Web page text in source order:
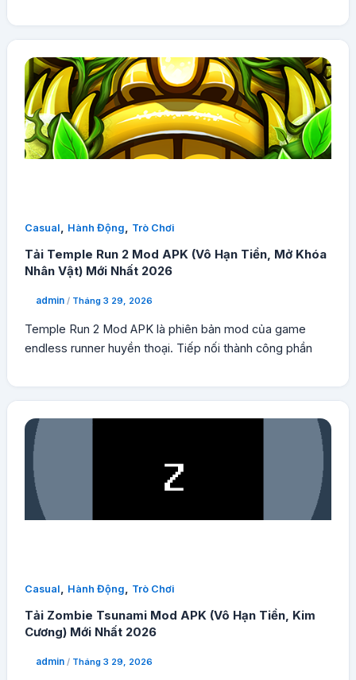
Casual Hành Động Trò Chơi
Tải Temple Run 2 Mod APK (Vô Hạn Tiền, Mở Khóa
Nhân Vật) Mới Nhất 2026
admin / Tháng 3 29, 2026
Temple Run 2 Mod APK là phiên bản mod của game
endless runner huyền thoại. Tiếp nối thành công phần
Casual, Hành Động, Trò Chơi
Tải Zombie Tsunami Mod APK (Vô Hạn Tiền, Kim
Cương) Mới Nhất 2026
admin / Tháng 3 29, 2026